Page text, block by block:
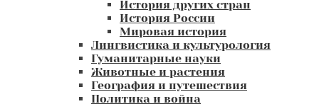
История других стран
История России
Мировая история
Лингвистика и культурология
Гуманитарные науки
Животные и растения
География и путешествия
Политика и война